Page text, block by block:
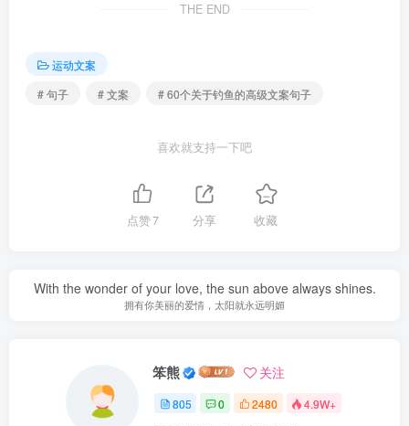
THE END
运动文案
# 句子
# 文案 # 60个关于钓鱼的高级文案句子
喜欢就支持一下吧
点赞7 分享 收藏
With the wonder of your love, the sun above always shines.
拥有你美丽的爱情，太阳就永远明媚
笨熊 关注
805 0 2480 4.9W+